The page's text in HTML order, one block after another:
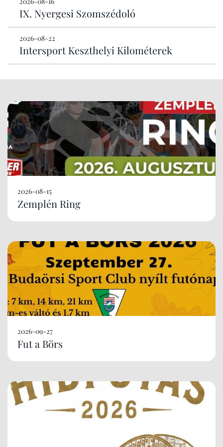
IX. Nyergesi Szomszédoló
2026-08-22
Intersport Keszthelyi Kilométerek
2026-08-15
Zemplén Ring
2026-09-27
Fut a Börs